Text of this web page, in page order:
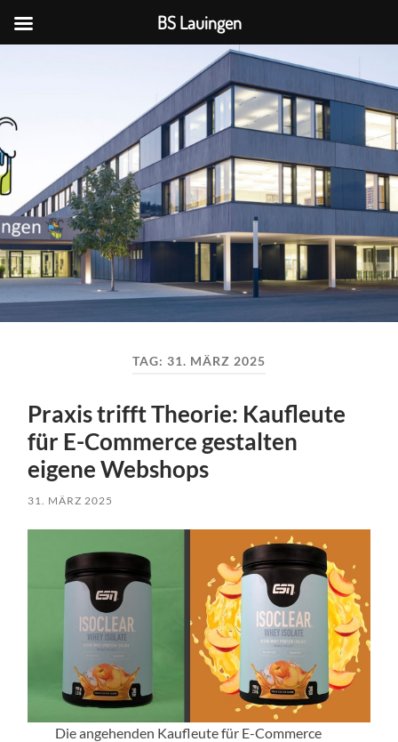
BS
TAG: 31. MÄRZ 2025
Praxis trifft Theorie: Kaufleute
für E-Commerce gestalten
eigene Webshops
31. MÄRZ 2025
Die angehenden Kaufleute für E-Commerce
BS Lauingen